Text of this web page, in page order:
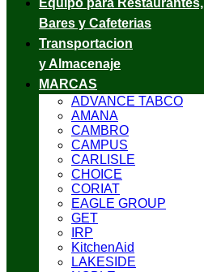
Equipo para Restaurantes,
Bares y Cafeterias
Transportacion
y Almacenaje
MARCAS
ADVANCE TABCO
AMANA
CAMBRO
CAMPUS
CARLISLE
CHOICE
CORIAT
EAGLE GROUP
GET
IRP
KitchenAid
LAKESIDE